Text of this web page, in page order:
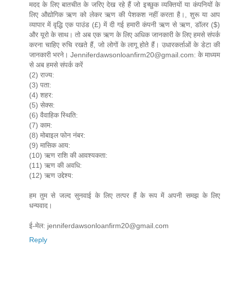
मदद के लिए बातचीत के जरिए देख रहे हैं जो इच्छुक व्यक्तियों या कंपनियों के
लिए औद्योगिक ऋण को लेकर ऋण की पेशकश नहीं करता है।, शुरू या आप
व्यापार में वृद्धि एक पाउंड (£) में दी गई हमारी कंपनी ऋण से ऋण, डॉलर ($)
और यूरो के साथ। तो अब एक ऋण के लिए अधिक जानकारी के लिए हमसे संपर्क
करना चाहिए रुचि रखते हैं, जो लोगों के लागू होते हैं। उधारकर्ताओं के डेटा की
जानकारी भरने। Jenniferdawsonloanfirm20@gmail.com: के माध्यम
से अब हमसे संपर्क करें
(2) राज्य:
(3) पता:
(4) शहर:
(5) सेक्स:
(6) वैवाहिक स्थिति:
(7) काम:
(8) मोबाइल फोन नंबर:
(9) मासिक आय:
(10) ऋण राशि की आवश्यकता:
(11) ऋण की अवधि:
(12) ऋण उद्देश्य:
हम तुम से जल्द सुनवाई के लिए तत्पर हैं के रूप में अपनी समझ के लिए
धन्यवाद।
ई-मेल: jenniferdawsonloanfirm20@gmail.com
Reply